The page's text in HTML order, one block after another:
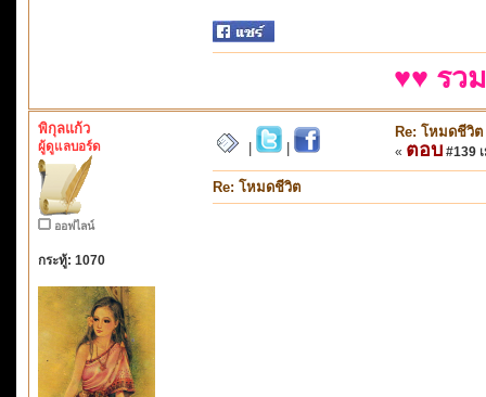
♥♥ รว
พิกุลแก้ว
ผู้ดูแลบอร์ด
ออฟไลน์
กระทู้: 1070
Re: โหมดชีวิต
« ตอบ #139
Re: โหมดชีวิต